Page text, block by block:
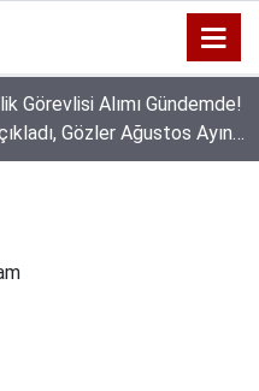
Başvuru Süresi Doluyor: